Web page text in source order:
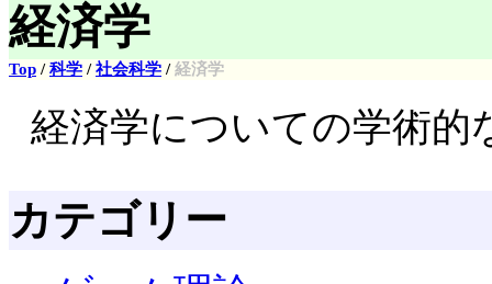
経済学
Top /科学 /社会科学 /経済学
経済学についての学術的
カテゴリー